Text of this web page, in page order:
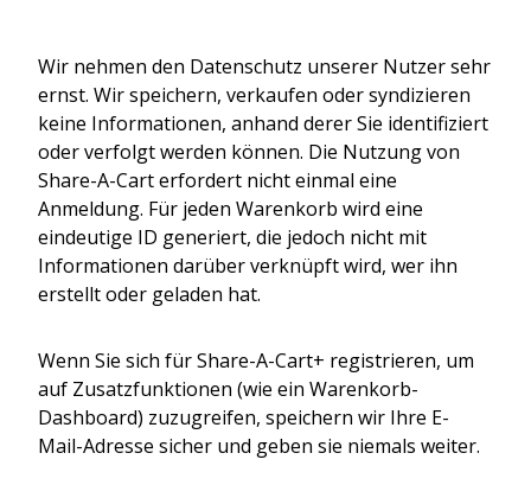
Wir nehmen den Datenschutz unserer Nutzer sehr
ernst. Wir speichern, verkaufen oder syndizieren
keine Informationen, anhand derer Sie identifiziert
oder verfolgt werden können. Die Nutzung von
Share-A-Cart erfordert nicht einmal eine
Anmeldung. Für jeden Warenkorb wird eine
eindeutige ID generiert, die jedoch nicht mit
Informationen darüber verknüpft wird, wer ihn
erstellt oder geladen hat.
Wenn Sie sich für Share-A-Cart+ registrieren, um
auf Zusatzfunktionen (wie ein Warenkorb-
Dashboard) zuzugreifen, speichern wir Ihre E-
Mail-Adresse sicher und geben sie niemals weiter.